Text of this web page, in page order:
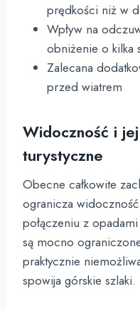
prędkości niż w
Wpływ na
obniżenie o kilka
Zalecana
przed wiatrem
Widoczność i
turystyczne
Obecne całkowite
ogranicza
połączeniu z
są mocno
praktycznie
spowija górskie szlaki.